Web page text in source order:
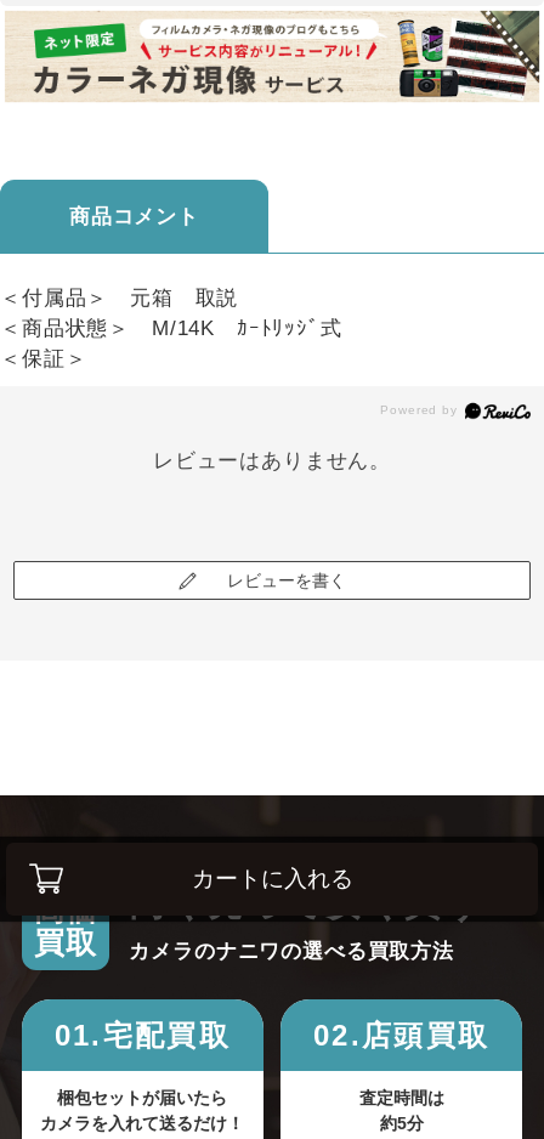
カートに入れる
商品コメント
＜付属品＞ 元箱 取説
＜商品状態＞ M/14K ｶｰﾄﾘｯｼﾞ式
＜保証＞
レビューはありません。
レビューを書く
高価
買取
高く売って安く買う！
カメラのナニワの選べる買取方法
01.宅配買取
梱包セットが届いたら
カメラを入れて送るだけ！
02.店頭買取
査定時間は
約5分